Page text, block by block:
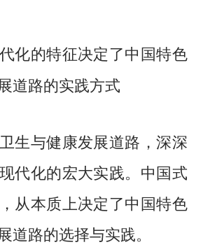
的特征决定了中国特色
道路的实践方式
与健康发展道路，深深
代化的宏大实践。中国式
从本质上决定了中国特色
道路的选择与实践。